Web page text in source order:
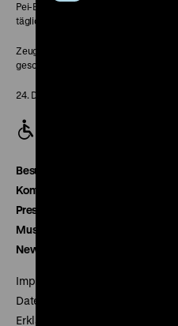
Pei-Bau:
täglich 10-18 Uhr
Zeughaus:
geschlossen
24. Dezember geschlossen
Besucherservice
Kontakt
Presse
Museumsverein
Newsletter
Impressum
Datenschutz
Erklärung digitale Barrierefreiheit